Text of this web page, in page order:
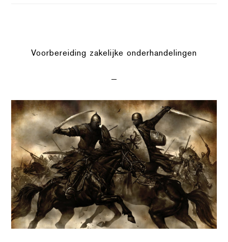
Voorbereiding zakelijke onderhandelingen